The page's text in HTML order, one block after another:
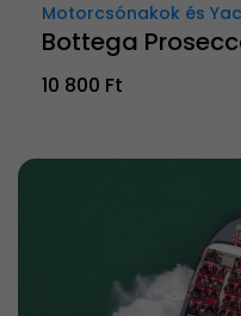
Motorcsónakok és
Bottega
10 800 Ft